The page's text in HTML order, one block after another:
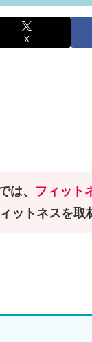
X
は、 フィット
ットネスを取